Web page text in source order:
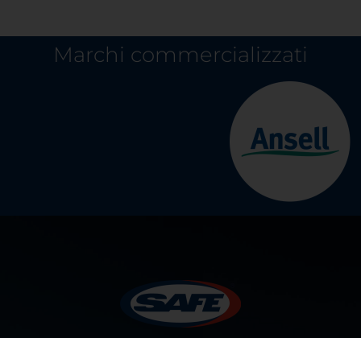
Marchi commercializzati